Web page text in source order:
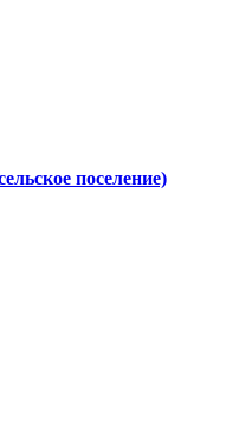
поселение)